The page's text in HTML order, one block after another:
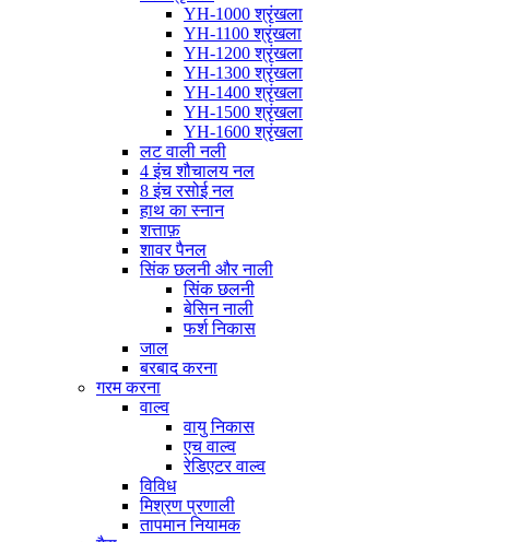
YH-1000 श्रृंखला
YH-1100 श्रृंखला
YH-1200 श्रृंखला
YH-1300 श्रृंखला
YH-1400 श्रृंखला
YH-1500 श्रृंखला
YH-1600 श्रृंखला
लट वाली नली
4 इंच शौचालय नल
8 इंच रसोई नल
हाथ का स्नान
शत्ताफ़
शावर पैनल
सिंक छलनी और नाली
सिंक छलनी
बेसिन नाली
फर्श निकास
जाल
बरबाद करना
गरम करना
वाल्व
वायु निकास
एच वाल्व
रेडिएटर वाल्व
विविध
मिश्रण प्रणाली
तापमान नियामक